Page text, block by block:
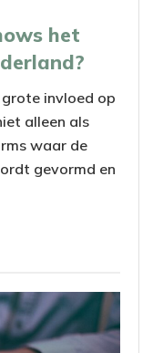
het
invloed op
alleen als
waar de
gevormd en